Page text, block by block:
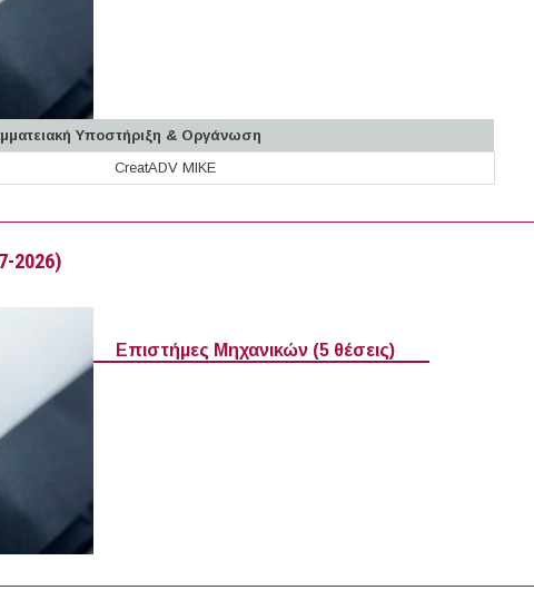
Υποστήριξη & Οργάνωση
CreatADV MIKE
στην Ελλάδα (12-07-2026)
2026)
Επιστήμες Μηχανικών (5 θέσεις)
(12-07-2026)